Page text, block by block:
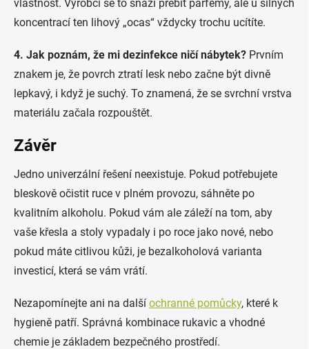
vlastnost. Výrobci se to snaží přebít parfémy, ale u silných
koncentrací ten lihový „ocas“ vždycky trochu ucítíte.
4. Jak poznám, že mi dezinfekce ničí nábytek? Prvním
znakem je, že povrch ztratí lesk nebo začne být divně
lepkavý, i když je suchý. To znamená, že se svrchní vrstva
materiálu začala rozpouštět.
Závěr
Jedno univerzální řešení neexistuje. Pokud potřebujete
bleskově očistit ruce v plném provozu, sáhněte po
kvalitním alkoholu. Pokud vám ale záleží na tom, aby
vaše křesla a stoly vypadaly i po roce jako nové, nebo
pokud máte citlivou kůži, je bezalkoholová varianta
investicí, která se vám vrátí.
Nezapomínejte ani na další ochranné pomůcky, které k
hygieně patří. Správná kombinace rukavic a vhodné
chemie je základem bezpečného prostředí.